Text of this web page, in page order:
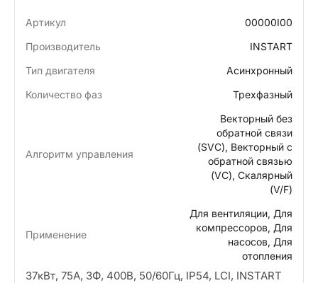
Артикул
00000I00
Производитель
INSTART
Тип двигателя
Асинхронный
Количество фаз
Трехфазный
Алгоритм управления
Векторный без
обратной связи
(SVC), Векторный с
обратной связью
(VC), Скалярный
(V/F)
Применение
Для вентиляции, Для
компрессоров, Для
насосов, Для
отопления
37кВт, 75А, 3Ф, 400В, 50/60Гц, IP54, LCI, INSTART